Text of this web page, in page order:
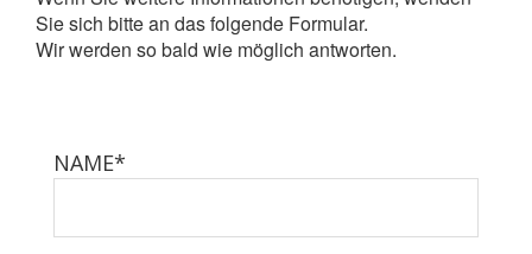
Sie sich bitte an das folgende Formular.
Wir werden so bald wie möglich antworten.
NAME*